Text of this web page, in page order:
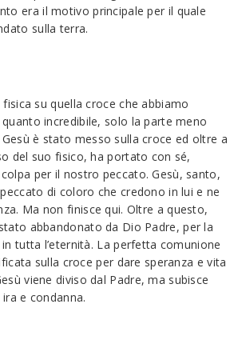
era il motivo principale per il quale
sulla terra.
su quella croce che abbiamo
incredibile, solo la parte meno
è stato messo sulla croce ed oltre a
del suo fisico, ha portato con sé,
per il nostro peccato. Gesù, santo,
di coloro che credono in lui e ne
Ma non finisce qui. Oltre a questo,
abbandonato da Dio Padre, per la
tutta l’eternità. La perfetta comunione
sulla croce per dare speranza e vita
viene diviso dal Padre, ma subisce
e condanna.